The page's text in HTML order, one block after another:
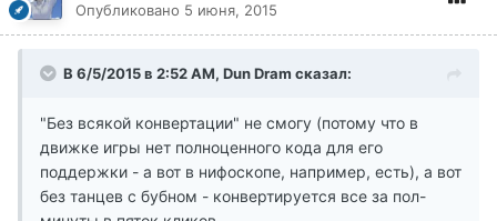
Опубликовано 5 июня, 2015
В 6/5/2015 в 2:52 AM, Dun Dram сказал:
"Без всякой конвертации" не смогу (потому что в
движке игры нет полноценного кода для его
поддержки - а вот в нифоскопе, например, есть), а вот
без танцев с бубном - конвертируется все за пол-